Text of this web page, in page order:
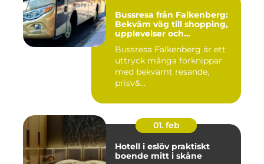
Bussresa från Falkenberg:
Bekväm väg till shopping,
upplevelser och
Bussresa Falkenberg är ett
uttryck många förknippar
med bekvämt resande,
prisv&...
01. feb
Hotell i eslöv praktiskt
boende mitt i skåne